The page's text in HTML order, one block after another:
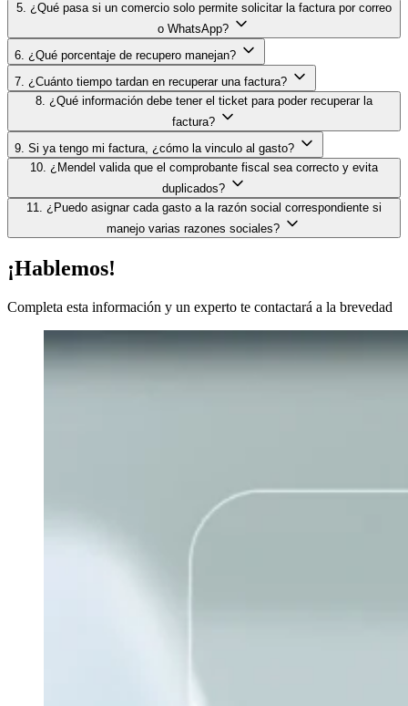
5. ¿Qué pasa si un comercio solo permite solicitar la factura por correo
o WhatsApp?
6. ¿Qué porcentaje de recupero manejan?
7. ¿Cuánto tiempo tardan en recuperar una factura?
8. ¿Qué información debe tener el ticket para poder recuperar la
factura?
9. Si ya tengo mi factura, ¿cómo la vinculo al gasto?
10. ¿Mendel valida que el comprobante fiscal sea correcto y evita
duplicados?
11. ¿Puedo asignar cada gasto a la razón social correspondiente si
manejo varias razones sociales?
¡Hablemos!
Completa esta información y un experto te contactará a la brevedad